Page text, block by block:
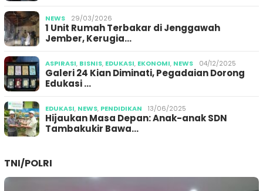
NEWS 29/03/2026
1 Unit Rumah Terbakar di Jenggawah
Jember, Kerugia…
ASPIRASI, BISNIS, EDUKASI, EKONOMI, NEWS 04/12/2025
Galeri 24 Kian Diminati, Pegadaian Dorong
Edukasi …
EDUKASI, NEWS, PENDIDIKAN 13/06/2025
Hijaukan Masa Depan: Anak-anak SDN
Tambakukir Bawa…
TNI/POLRI